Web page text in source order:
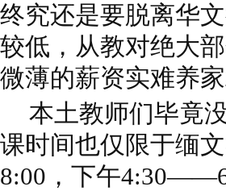
终究还是要脱离华
较低，从教对绝大
微薄的薪资实难养家
本土教师们毕竟
课时间也仅限于缅
8:00，下午